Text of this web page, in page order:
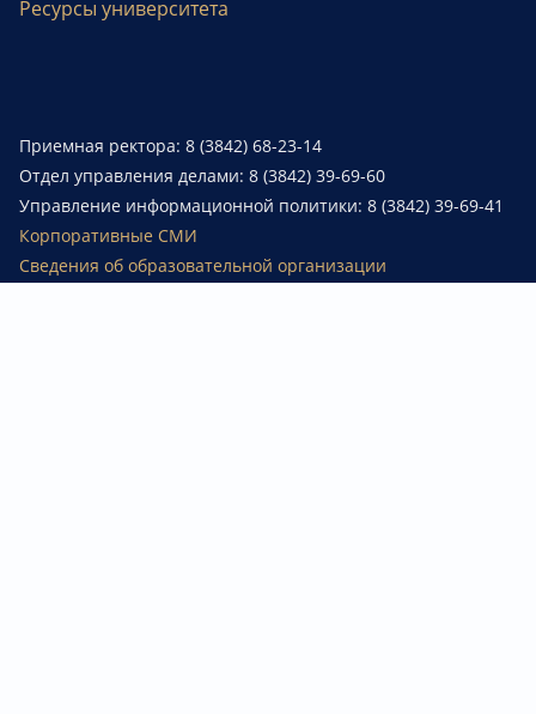
Ресурсы университета
Приемная ректора: 8 (3842) 68-23-14
Отдел управления делами: 8 (3842) 39-69-60
Управление информационной политики: 8 (3842) 39-69-41
Корпоративные СМИ
Сведения об образовательной организации